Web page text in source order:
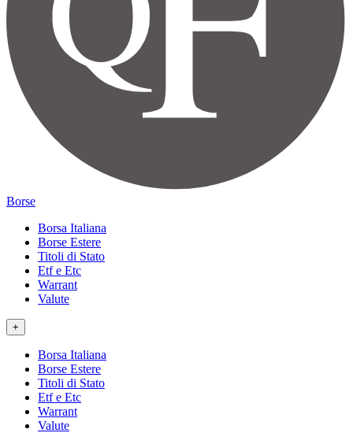
Borse
Borsa Italiana
Borse Estere
Titoli di Stato
Etf e Etc
Warrant
Valute
+
Borsa Italiana
Borse Estere
Titoli di Stato
Etf e Etc
Warrant
Valute